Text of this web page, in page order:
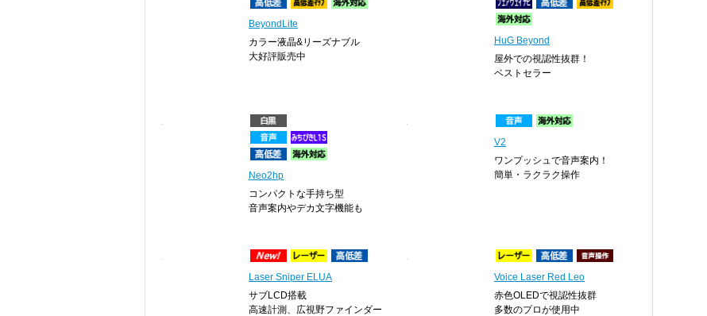
BeyondLite
カラー液晶&リーズナブル
大好評販売中
HuG Beyond
屋外での視認性抜群！
ベストセラー
Neo2hp
コンパクトな手持ち型
音声案内やデカ文字機能も
V2
ワンプッシュで音声案内！
簡単・ラクラク操作
Laser Sniper ELUA
サブLCD搭載
高速計測、広視野ファインダー
Voice Laser Red Leo
赤色OLEDで視認性抜群
多数のプロが使用中